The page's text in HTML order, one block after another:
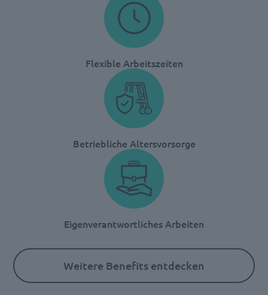
Flexible Arbeitszeiten
Betriebliche Altersvorsorge
Eigenverantwortliches Arbeiten
Weitere Benefits entdecken